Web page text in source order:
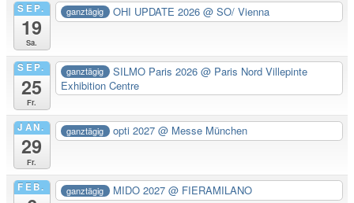
SEP.
19
Sa.
ganztägig OHI UPDATE 2026@ SO/ Vienna
SEP.
25
Fr.
ganztägig SILMO Paris 2026@ Paris Nord Villepinte
Exhibition Centre
JAN.
29
Fr.
ganztägig opti 2027@ Messe München
FEB. ganztägig MIDO 2027@ FIERAMILANO